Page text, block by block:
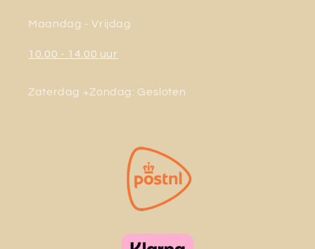
Maandag - Vrijdag
10.00 - 14.00 uur
Zaterdag +Zondag: Gesloten